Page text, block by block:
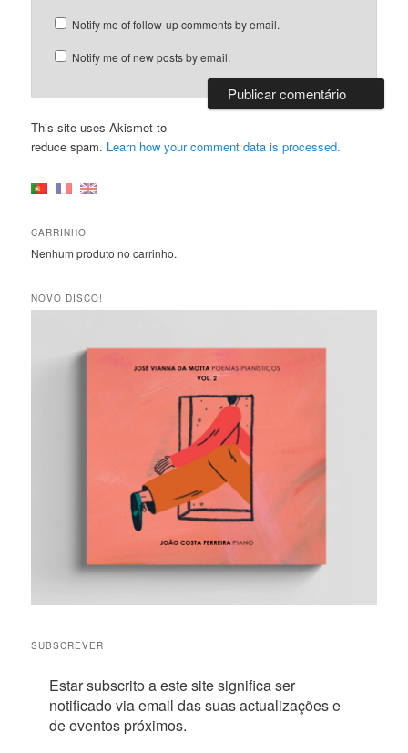
Notify me of follow-up comments by email.
Notify me of new posts by email.
This site uses Akismet to
reduce spam. Learn how your comment data is processed.
CARRINHO
Nenhum produto no carrinho.
NOVO DISCO!
SUBSCREVER
Estar subscrito a este site significa ser
notificado via email das suas actualizações e
de eventos próximos.